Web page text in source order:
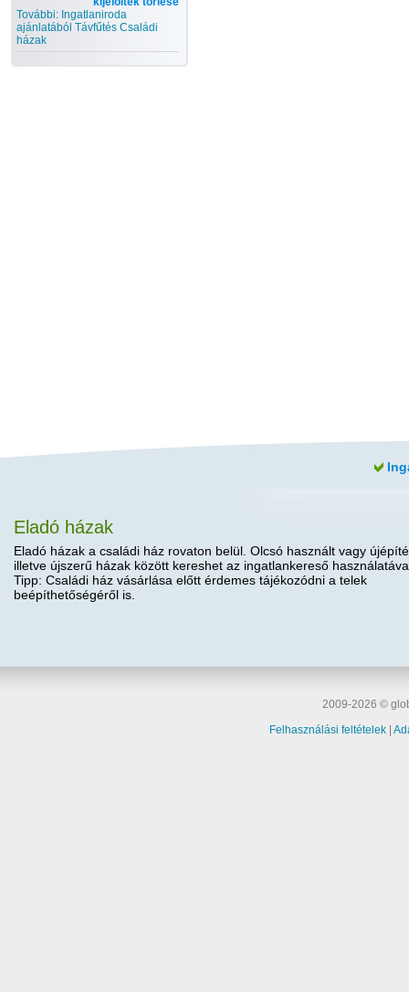
További: Ingatlaniroda
ajánlatából Távfűtés Családi
házak
Eladó házak
Eladó házak a családi ház rovaton belül. Olcsó használt vagy
illetve újszerű házak között kereshet az ingatlankereső
Tipp: Családi ház vásárlása előtt érdemes tájékozódni a telek
beépíthetőségéről is.
2009-2026 ©
Felhasználási feltételek